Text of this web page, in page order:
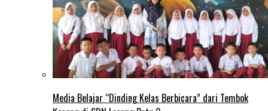
Media Belajar “Dinding Kelas Berbicara” dari Tembok